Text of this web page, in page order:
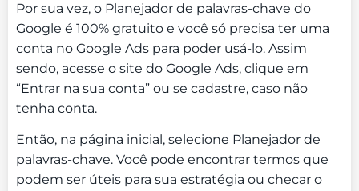
Por sua vez, o Planejador de palavras-chave do
Google é 100% gratuito e você só precisa ter uma
conta no Google Ads para poder usá-lo. Assim
sendo, acesse o site do Google Ads, clique em
“Entrar na sua conta” ou se cadastre, caso não
tenha conta.
Então, na página inicial, selecione Planejador de
palavras-chave. Você pode encontrar termos que
podem ser úteis para sua estratégia ou checar o